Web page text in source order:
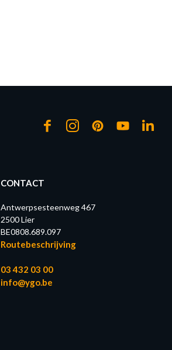
CONTACT
Antwerpsesteenweg 467
2500 Lier
BE0808.689.097
Routebeschrijving
03 432 03 00
info@ygo.be